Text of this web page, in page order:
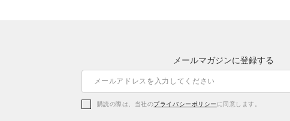
メールマガジンに登録する
購読の際は、当社のプライバシーポリシー に同意します。